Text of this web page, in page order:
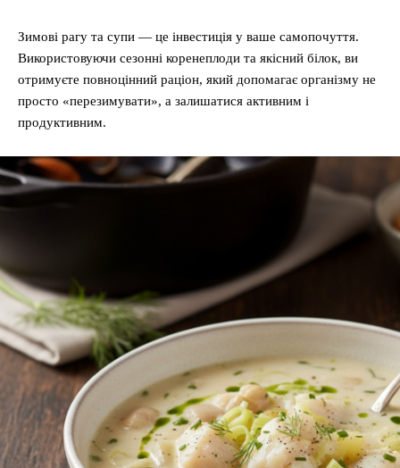
Зимові рагу та супи — це інвестиція у ваше самопочуття.
Використовуючи сезонні коренеплоди та якісний білок, ви
отримуєте повноцінний раціон, який допомагає організму не
просто «перезимувати», а залишатися активним і
продуктивним.